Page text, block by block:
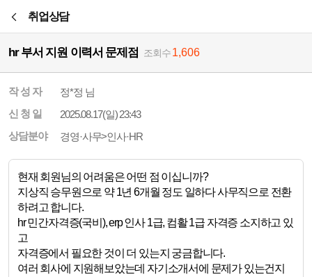
취업상담
hr 부서 지원 이력서 문제점 조회수1,606
작 성 자
정*정 님
신 청 일
2025.08.17(일) 23:43
상담분야
경영·사무>인사·HR
현재 회원님의 어려움은 어떤 점 이십니까?
지상직 승무원으로 약 1년 6개월 정도 일하다 사무직으로 전환
하려고 합니다.
hr 민간자격증(국비), erp 인사 1급, 컴활 1급 자격증 소지하고 있
고
자격증에서 필요한 것이 더 있는지 궁금합니다.
여러 회사에 지원해보았는데 자기소개서에 문제가 있는건지